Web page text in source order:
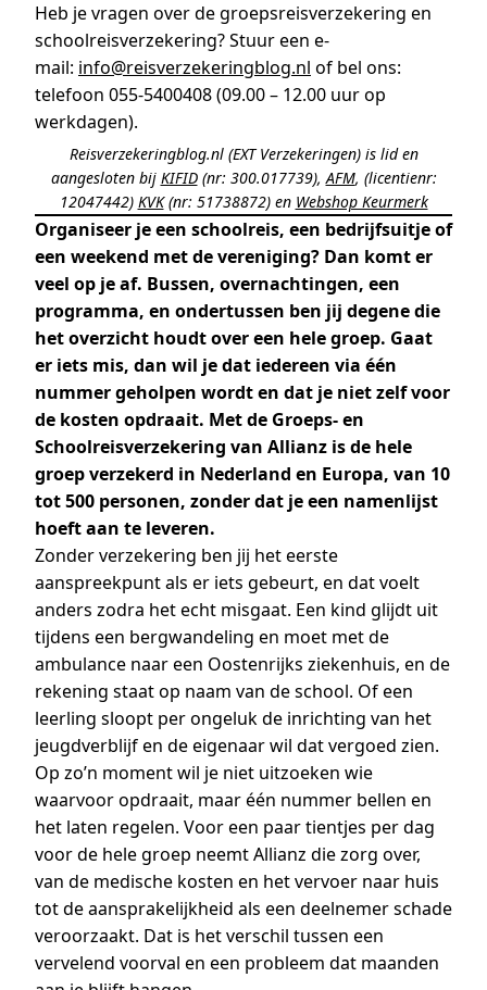
Heb je vragen over de groepsreisverzekering en
schoolreisverzekering? Stuur een e-
mail: info@reisverzekeringblog.nl of bel ons:
telefoon 055-5400408 (09.00 – 12.00 uur op
werkdagen).
Reisverzekeringblog.nl (EXT Verzekeringen) is lid en
aangesloten bij KIFID(nr: 300.017739),AFM, (licentienr:
12047442) KVK(nr: 51738872) en Webshop Keurmerk
Organiseer je een schoolreis, een bedrijfsuitje of
een weekend met de vereniging? Dan komt er
veel op je af. Bussen, overnachtingen, een
programma, en ondertussen ben jij degene die
het overzicht houdt over een hele groep. Gaat
er iets mis, dan wil je dat iedereen via één
nummer geholpen wordt en dat je niet zelf voor
de kosten opdraait. Met de Groeps- en
Schoolreisverzekering van Allianz is de hele
groep verzekerd in Nederland en Europa, van 10
tot 500 personen, zonder dat je een namenlijst
hoeft aan te leveren.
Zonder verzekering ben jij het eerste
aanspreekpunt als er iets gebeurt, en dat voelt
anders zodra het echt misgaat. Een kind glijdt uit
tijdens een bergwandeling en moet met de
ambulance naar een Oostenrijks ziekenhuis, en de
rekening staat op naam van de school. Of een
leerling sloopt per ongeluk de inrichting van het
jeugdverblijf en de eigenaar wil dat vergoed zien.
Op zo’n moment wil je niet uitzoeken wie
waarvoor opdraait, maar één nummer bellen en
het laten regelen. Voor een paar tientjes per dag
voor de hele groep neemt Allianz die zorg over,
van de medische kosten en het vervoer naar huis
tot de aansprakelijkheid als een deelnemer schade
veroorzaakt. Dat is het verschil tussen een
vervelend voorval en een probleem dat maanden